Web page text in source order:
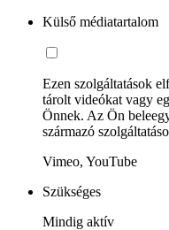
Külső médiatartalom
Ezen szolgáltatások
tárolt videókat vagy
Önnek. Az Ön
származó
Vimeo, YouTube
Szükséges
Mindig aktív